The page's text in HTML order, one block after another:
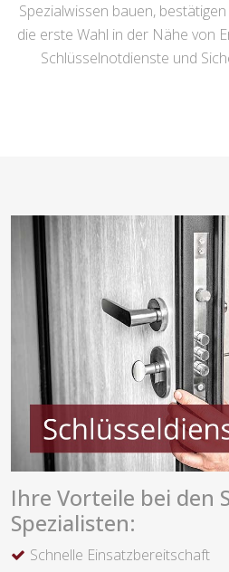
Spezialwissen bauen,
die erste Wahl in der Nähe von
Schlüsselnotdienste und
Ihre Vorteile bei den
Spezialisten:
Schnelle Einsatzbereitschaft